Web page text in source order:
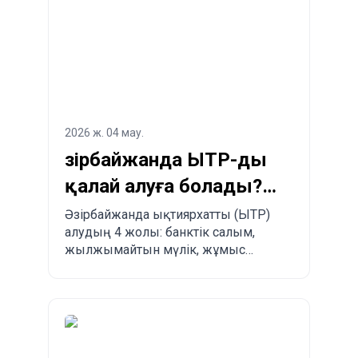
2026 ж. 04 мау.
Әзірбайжанда ЫТР-ды
қалай алуға болады?
Заңдастырудың 4
жолы
Әзірбайжанда ықтиярхатты (ЫТР)
алудың 4 жолы: банктік салым,
жылжымайтын мүлік, жұмыс